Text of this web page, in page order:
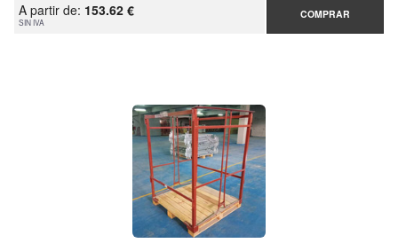
A partir de: 153.62 €
SIN IVA
COMPRAR